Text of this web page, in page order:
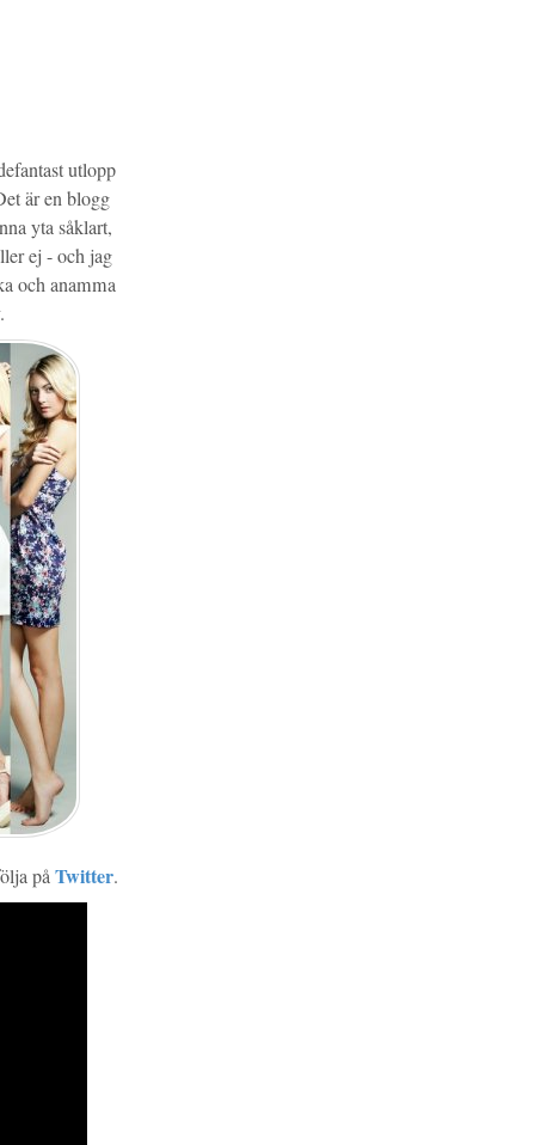
utlopp
är en blogg
yta såklart,
ej - och jag
och anamma
påTwitter.